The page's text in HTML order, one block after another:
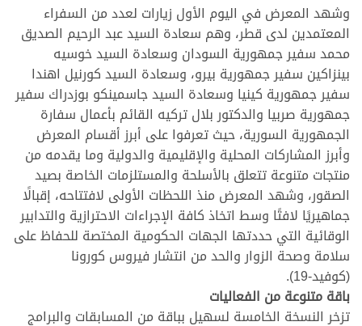
وشهد المعرض في اليوم الأول زيارات لعدد من السفراء
المعتمدين لدى قطر، وهم سعادة السيد عبد الرحيم الصديق
محمد سفير جمهورية السودان وسعادة السيد خوسيه
بينزاكين سفير جمهورية بيرو، وسعادة السيد كورنيل اهندا
سفير جمهورية كينيا وسعادة السيد جاسمينكو بوزدراك سفير
جمهورية صربيا والدكتور بلال تركيه القائم بأعمال سفارة
الجمهورية السورية، حيث تعرفوا على أبرز أقسام المعرض
وأبرز المشاركات المحلية والإقليمية والدولية وما يقدمه من
منتجات متنوعة تتعلق بالأسلحة والمستلزمات الخاصة بصيد
الصقور، وشهد المعرض منذ اللحظات الأولى لافتتاحه، إقبالًا
جماهيريًا لافتًا وسط اتخاذ كافة الإجراءات الاحترازية والتدابير
الوقائية التي حددتها الجهات الحكومية المختصة للحفاظ على
سلامة وصحة الزوار والحد من انتشار فيروس كورونا
(كوفيد-19).
باقة متنوعة من الفعاليات
تزخر النسخة الخامسة لسهيل بباقة من المسابقات والبرامج